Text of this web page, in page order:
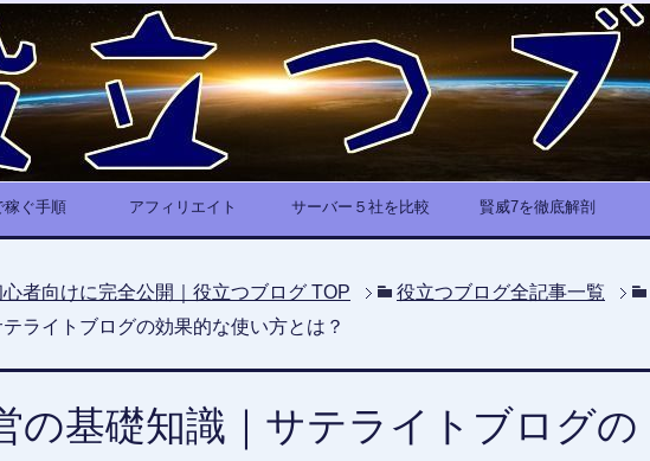
稼ぐ手順 アフィリエイト サーバー５社を比較 賢威7を徹底解剖
者向けに完全公開｜役立つブログ TOP 役立つブログ全記事一覧
ライトブログの効果的な使い方とは？
の基礎知識｜サテライトブログの